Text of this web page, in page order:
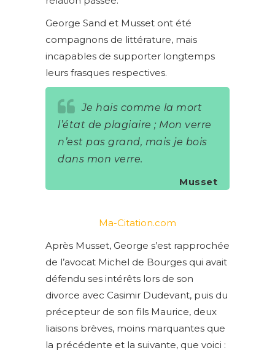
George Sand et Musset ont été
compagnons de littérature, mais
incapables de supporter longtemps
leurs frasques respectives.
Je hais comme la mort
l’état de plagiaire ; Mon verre
n’est pas grand, mais je bois
dans mon verre.
Musset
Ma-Citation.com
Après Musset, George s’est rapprochée
de l’avocat Michel de Bourges qui avait
défendu ses intérêts lors de son
divorce avec Casimir Dudevant, puis du
précepteur de son fils Maurice, deux
liaisons brèves, moins marquantes que
la précédente et la suivante, que voici :